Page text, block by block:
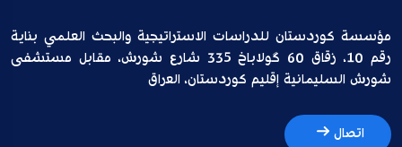
مؤسسة كوردستان للدراسات الاستراتيجية والبحث العلمي بناية
رقم 10، زقاق 60 گولاباخ 335 شارع شورش، مقابل مستشفى
شورش السليمانية إقليم كوردستان، العراق
اتصال